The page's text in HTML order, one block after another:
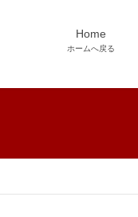
Home
ホームへ戻る